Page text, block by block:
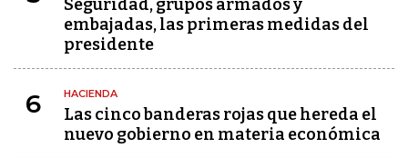
Seguridad, grupos armados y
embajadas, las primeras medidas del
presidente
6 HACIENDA
Las cinco banderas rojas que hereda el
nuevo gobierno en materia económica